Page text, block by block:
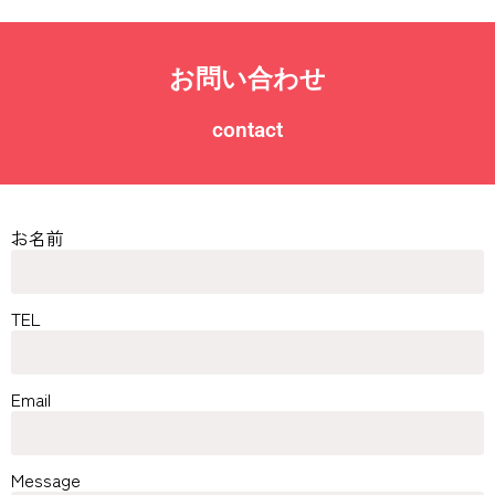
お問い合わせ
contact
お名前
TEL
Email
Message